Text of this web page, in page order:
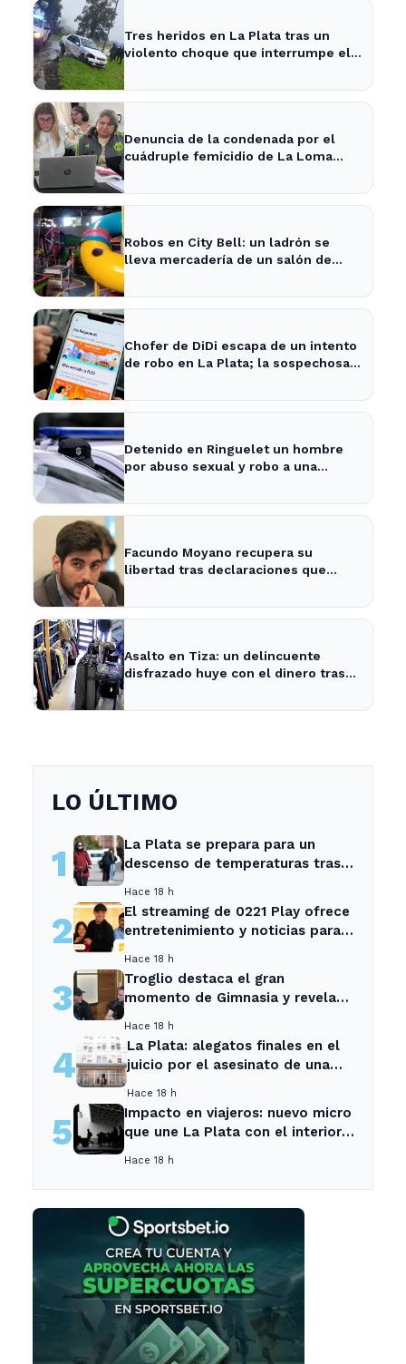
Tres heridos en La Plata tras un
violento choque que interrumpe el
Denuncia de la condenada por el
cuádruple femicidio de La Loma
Robos en City Bell: un ladrón se
lleva mercadería de un salón de
Chofer de DiDi escapa de un intento
de robo en La Plata; la sospechosa
Detenido en Ringuelet un hombre
por abuso sexual y robo a una
Facundo Moyano recupera su
libertad tras declaraciones que
Asalto en Tiza: un delincuente
disfrazado huye con el dinero tras
LO ÚLTIMO
1
La Plata se prepara para un
descenso de temperaturas tras
Hace 18 h
2
El streaming de 0221 Play ofrece
entretenimiento y noticias para
Hace 18 h
3
Troglio destaca el gran
momento de Gimnasia y revela
Hace 18 h
4
La Plata: alegatos finales en el
juicio por el asesinato de una
Hace 18 h
5
Impacto en viajeros: nuevo micro
que une La Plata con el interior
Hace 18 h